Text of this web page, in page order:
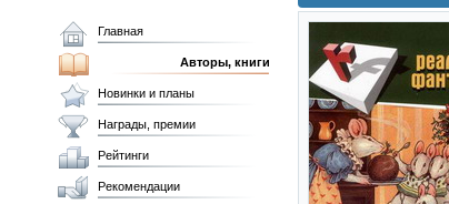
Главная
Авторы, книги
Новинки и планы
Награды, премии
Рейтинги
Рекомендации